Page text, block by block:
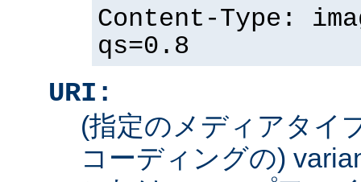
Content-Type:
qs=0.8
URI:
(指定のメディアタイ
コーディングの)